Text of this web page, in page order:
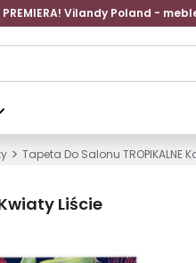
PREMIERA! Vilandy Poland -
> Tapeta Do Salonu TROPIKALNE
Liście